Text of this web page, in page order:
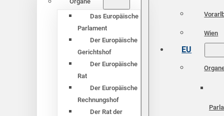
Organe
Das Europäische
Parlament
Der Europäische
Gerichtshof
Der Europäische
Rat
Der Europäische
Rechnungshof
Der Rat der
Wien
EU